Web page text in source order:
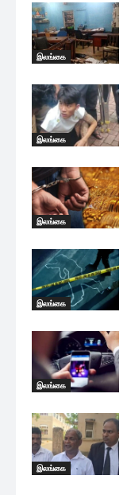
இலங்கை
இலங்கை
இலங்கை
இலங்கை
இலங்கை
இலங்கை